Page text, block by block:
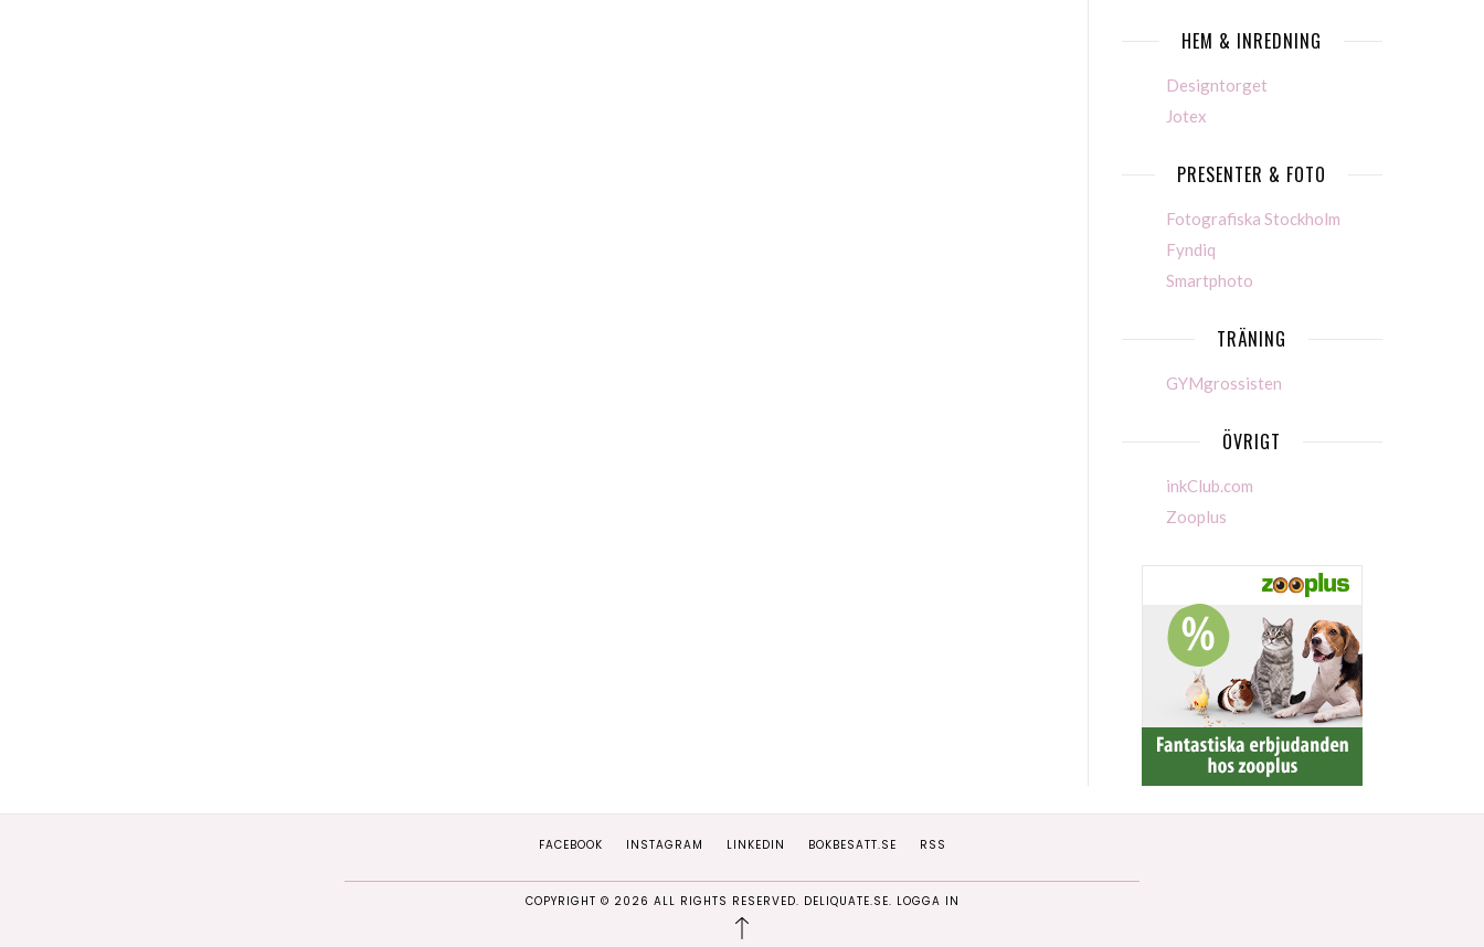
HEM & INREDNING
Designtorget
Jotex
PRESENTER & FOTO
Fotografiska Stockholm
Fyndiq
Smartphoto
TRÄNING
GYMgrossisten
ÖVRIGT
inkClub.com
Zooplus
FACEBOOK INSTAGRAM LINKEDIN BOKBESATT.SE RSS
COPYRIGHT © 2026 ALL RIGHTS RESERVED. DELIQUATE.SE. LOGGA IN